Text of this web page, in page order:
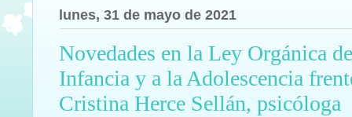
lunes, 31 de mayo de 2021
Novedades en la Ley Orgánica
Infancia y a la Adolescencia
Cristina Herce Sellán, psicóloga